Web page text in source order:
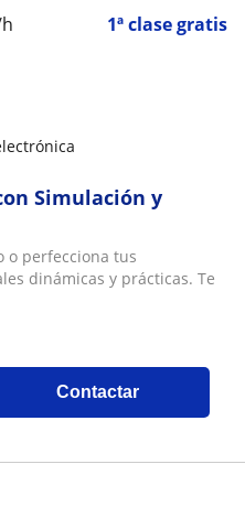
1ª clase gratis
Simulación y
o perfecciona tus
dinámicas y prácticas. Te
Contactar